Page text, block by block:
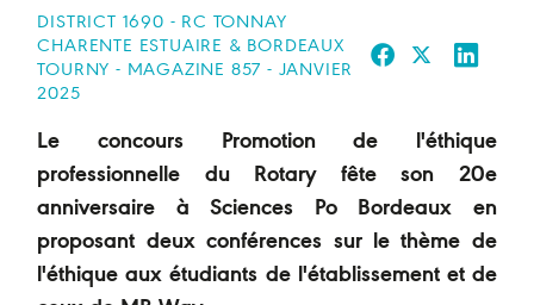
DISTRICT 1690 - RC TONNAY
CHARENTE ESTUAIRE & BORDEAUX
TOURNY - MAGAZINE 857 - JANVIER
2025
Le concours Promotion de l'éthique
professionnelle du Rotary fête son 20e
anniversaire à Sciences Po Bordeaux en
proposant deux conférences sur le thème de
l'éthique aux étudiants de l'établissement et de